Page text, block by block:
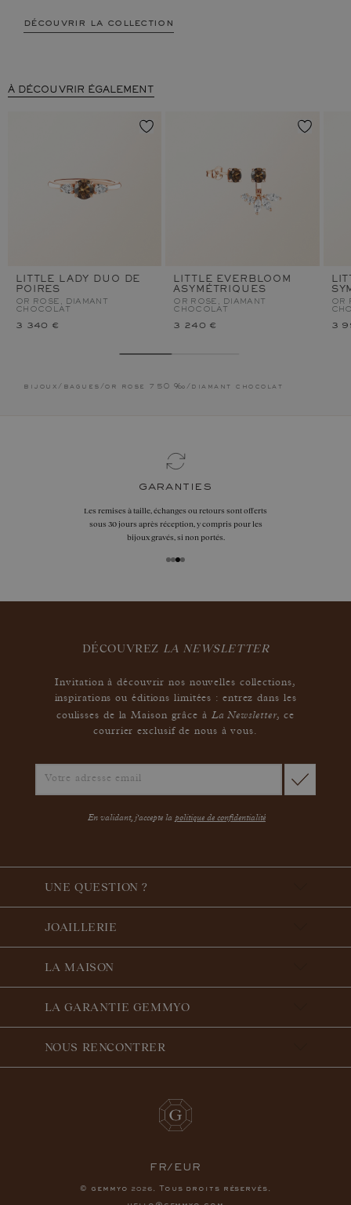
découvrir la collection
À DÉCOUVRIR ÉGALEMENT
LITTLE LADY DUO DE
POIRES
OR ROSE, DIAMANT
CHOCOLAT
3 340 €
LITTLE EVERBLOOM
ASYMÉTRIQUES
OR ROSE, DIAMANT
CHOCOLAT
3 240 €
OR
3
bijoux / bagues / or rose 750 ‰ / diamant chocolat
garanties
Les remises à taille, échanges ou retours sont offerts
sous 30 jours après réception, y compris pour les
bijoux gravés, si non portés.
DÉCOUVREZ LA NEWSLETTER
Invitation à découvrir nos nouvelles collections,
inspirations ou éditions limitées : entrez dans les
coulisses de la Maison grâce à La Newsletter,ce
courrier exclusif de nous à vous.
En validant, j'accepte la politique de confidentialité
UNE QUESTION ?
JOAILLERIE
LA MAISON
LA GARANTIE GEMMYO
NOUS RENCONTRER
FR/EUR
© gemmyo 2026 . Tous droits réservés.